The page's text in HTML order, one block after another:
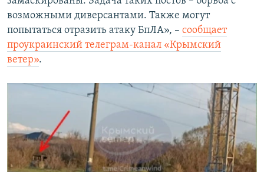
возможными диверсантами. Также могут
попытаться отразить атаку БпЛА», – сообщает
проукраинский телеграм-канал «Крымский
ветер».